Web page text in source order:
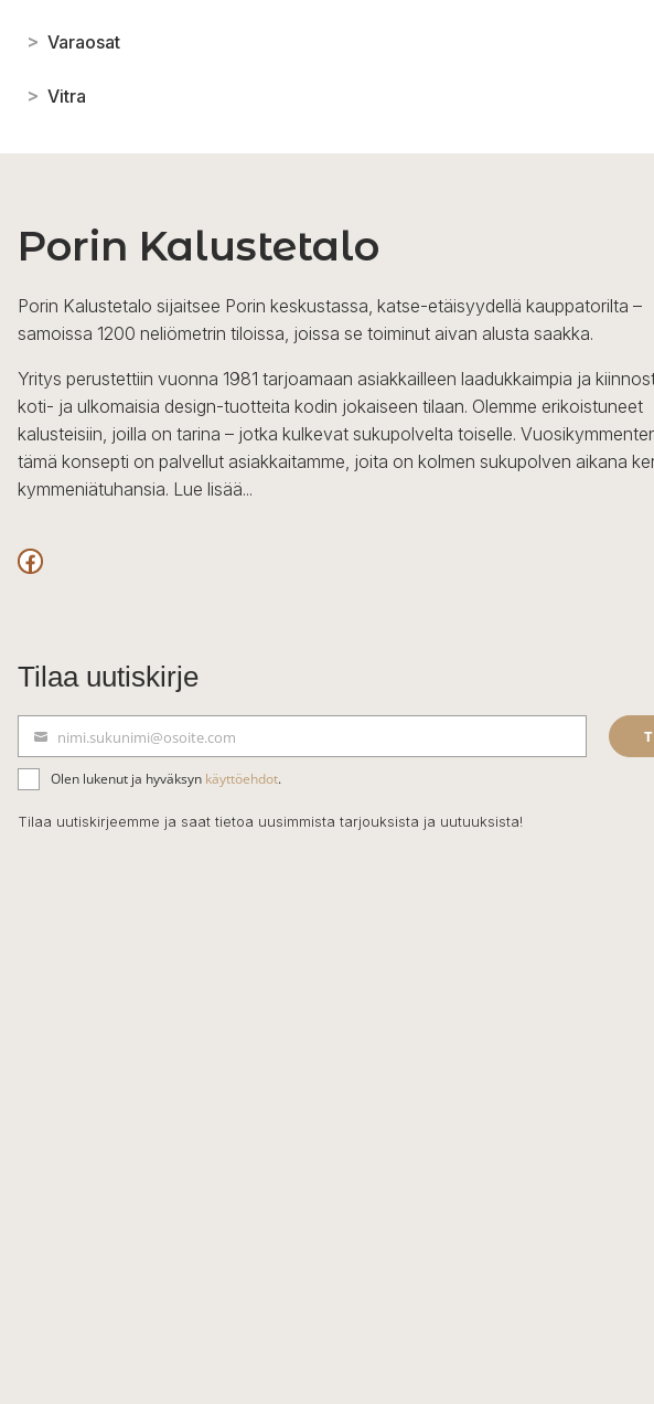
> Varaosat
> Vitra
Porin Kalustetalo
Porin Kalustetalo sijaitsee Porin keskustassa, katse-etäisyydellä kauppatorilta –
samoissa 1200 neliömetrin tiloissa, joissa se toiminut aivan alusta saakka.
Yritys perustettiin vuonna 1981 tarjoamaan asiakkailleen laadukkaimpia ja
koti- ja ulkomaisia design-tuotteita kodin jokaiseen tilaan. Olemme erikoistuneet
kalusteisiin, joilla on tarina – jotka kulkevat sukupolvelta toiselle.
tämä konsepti on palvellut asiakkaitamme, joita on kolmen sukupolven aikana
kymmeniätuhansia. Lue lisää...
Facebook
Tilaa uutiskirje
ä
h
k
nimi.sukunimi@osoite.com
Olen lukenut ja hyväksyn käyttöehdot.
Tilaa uutiskirjeemme ja saat tietoa uusimmista tarjouksista ja uutuuksista!